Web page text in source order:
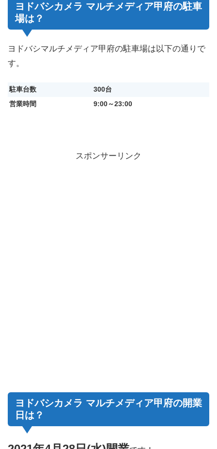
ヨドバシカメラ マルチメディア甲府の駐車
場は？
ヨドバシマルチメディア甲府の駐車場は以下の通りで
す。
駐車台数
300台
営業時間
9:00～23:00
スポンサーリンク
ヨドバシカメラ マルチメディア甲府の開業
日は？